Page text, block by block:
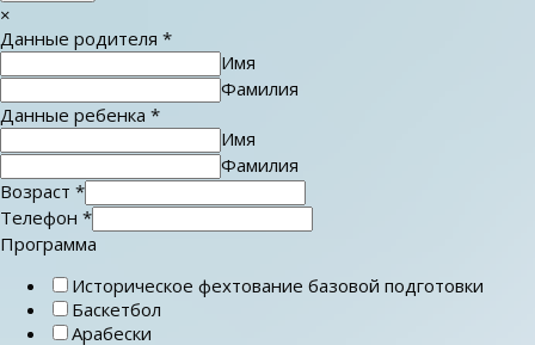
×
Данные родителя *
Имя
Фамилия
Данные ребенка *
Имя
Фамилия
Возраст *
Телефон *
Программа
Историческое фехтование базовой подготовки
Баскетбол
Арабески